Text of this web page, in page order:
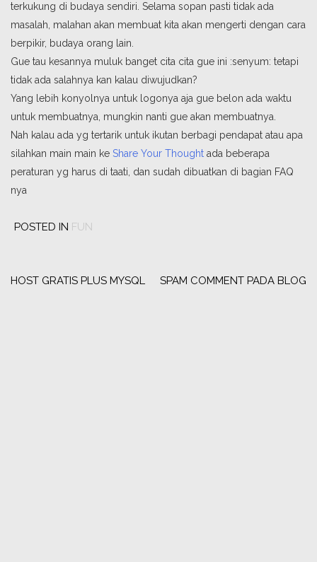
terkukung di budaya sendiri. Selama sopan pasti tidak ada
masalah, malahan akan membuat kita akan mengerti dengan cara
berpikir, budaya orang lain.
Gue tau kesannya muluk banget cita cita gue ini :senyum: tetapi
tidak ada salahnya kan kalau diwujudkan?
Yang lebih konyolnya untuk logonya aja gue belon ada waktu
untuk membuatnya, mungkin nanti gue akan membuatnya.
Nah kalau ada yg tertarik untuk ikutan berbagi pendapat atau apa
silahkan main main ke Share Your Thought ada beberapa
peraturan yg harus di taati, dan sudah dibuatkan di bagian FAQ
nya
POSTED IN FUN
navigation
HOST GRATIS PLUS MYSQL SPAM COMMENT PADA BLOG